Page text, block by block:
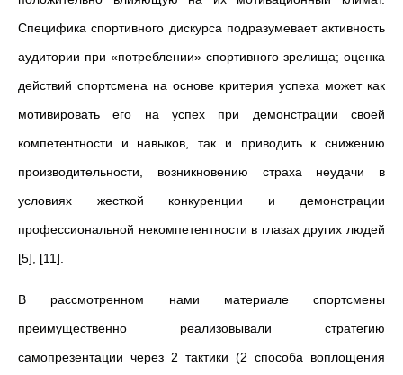
Специфика спортивного дискурса подразумевает активность
аудитории при «потреблении» спортивного зрелища; оценка
действий спортсмена на основе критерия успеха может как
мотивировать его на успех при демонстрации своей
компетентности и навыков, так и приводить к снижению
производительности, возникновению страха неудачи в
условиях жесткой конкуренции и демонстрации
профессиональной некомпетентности в глазах других людей
[5], [11].
В рассмотренном нами материале спортсмены
преимущественно реализовывали стратегию
самопрезентации через 2 тактики (2 способа воплощения